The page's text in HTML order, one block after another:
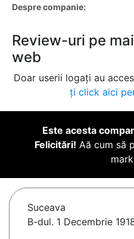
Despre companie:
Review-uri pe
web
Doar userii logați au
ți click aici
Este acesta
Felicitări! Aă cum să
Suceava
B-dul. 1 Decembrie